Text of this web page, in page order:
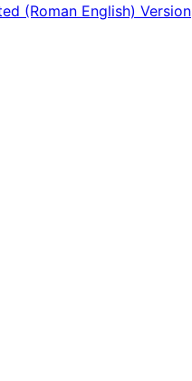
(Roman English) Version